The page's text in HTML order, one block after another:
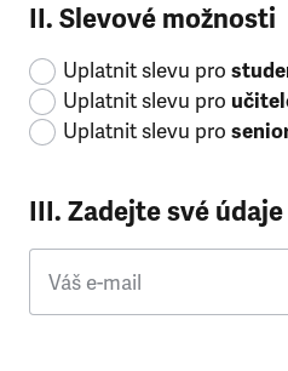
II. Slevové možnosti
Uplatnit slevu pro
Uplatnit slevu pro
Uplatnit slevu pro
III. Zadejte své údaje
Váš e-mail